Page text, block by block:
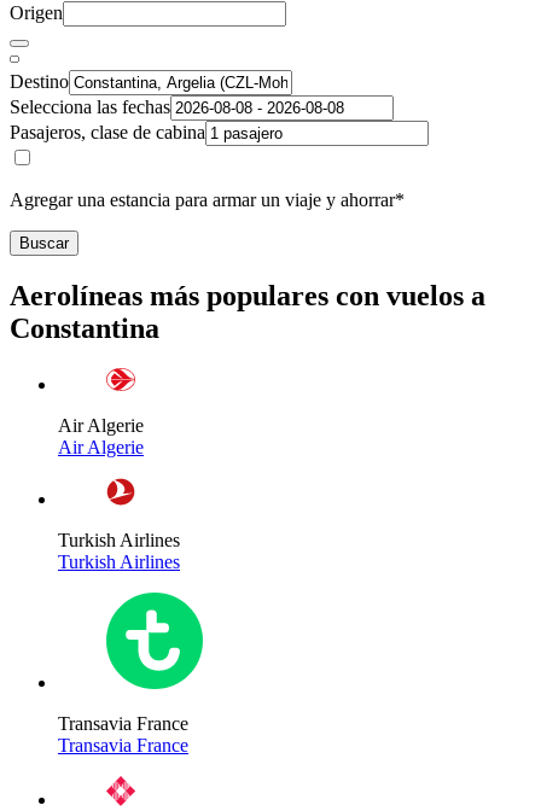
Origen
Destino
Selecciona las fechas
Pasajeros, clase de cabina
Agregar una estancia para armar un viaje y ahorrar*
Buscar
Aerolíneas más populares con vuelos a
Constantina
Air Algerie
Air Algerie
Turkish Airlines
Turkish Airlines
Transavia France
Transavia France